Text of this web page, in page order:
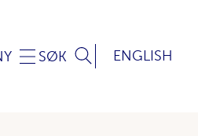
SØK ENGLISH